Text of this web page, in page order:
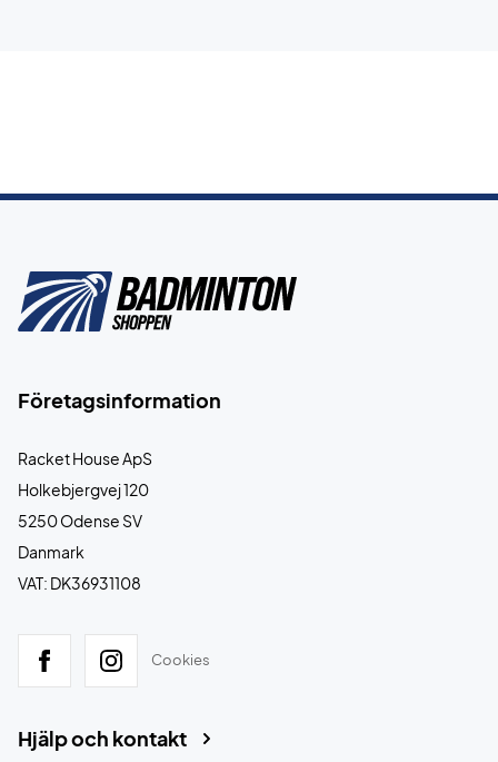
Företagsinformation
Racket House ApS
Holkebjergvej 120
5250 Odense SV
Danmark
VAT: DK36931108
Cookies
Hjälp och kontakt